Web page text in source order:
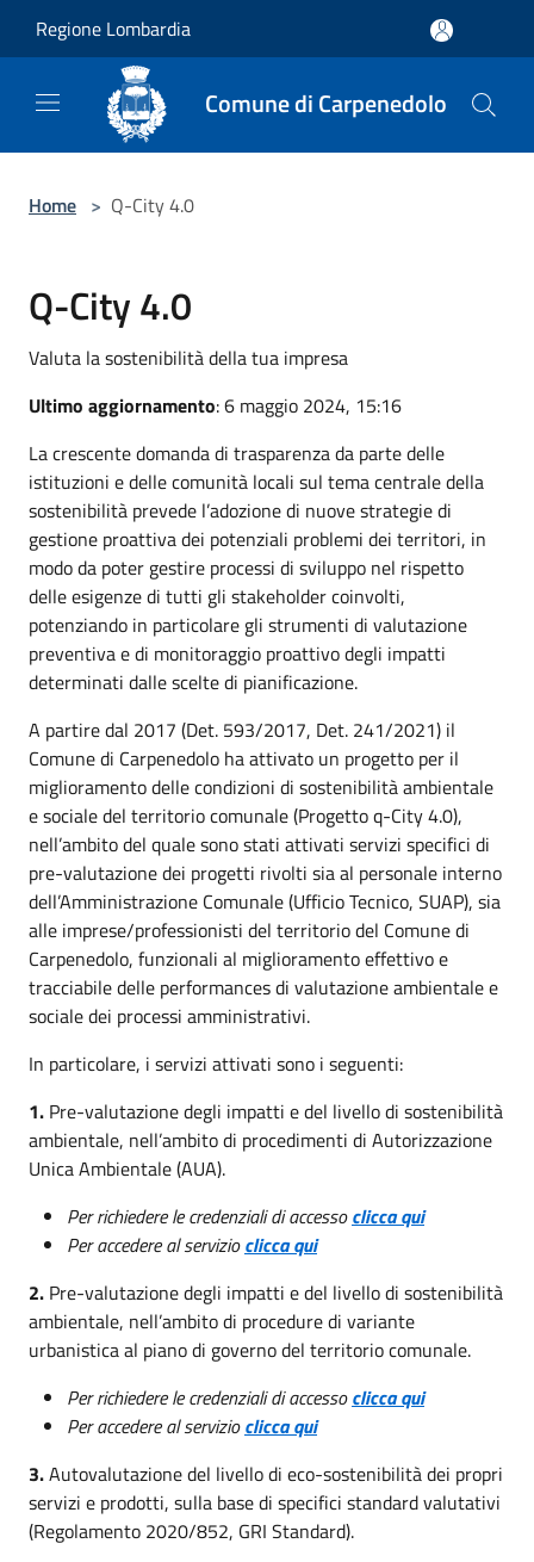
Regione Lombardia
Comune di Carpenedolo
Home > Q-City 4.0
Q-City 4.0
Valuta la sostenibilità della tua impresa
Ultimo aggiornamento: 6 maggio 2024, 15:16
La crescente domanda di trasparenza da parte delle
istituzioni e delle comunità locali sul tema centrale della
sostenibilità prevede l’adozione di nuove strategie di
gestione proattiva dei potenziali problemi dei territori, in
modo da poter gestire processi di sviluppo nel rispetto
delle esigenze di tutti gli stakeholder coinvolti,
potenziando in particolare gli strumenti di valutazione
preventiva e di monitoraggio proattivo degli impatti
determinati dalle scelte di pianificazione.
A partire dal 2017 (Det. 593/2017, Det. 241/2021) il
Comune di Carpenedolo ha attivato un progetto per il
miglioramento delle condizioni di sostenibilità ambientale
e sociale del territorio comunale (Progetto q-City 4.0),
nell’ambito del quale sono stati attivati servizi specifici di
pre-valutazione dei progetti rivolti sia al personale interno
dell’Amministrazione Comunale (Ufficio Tecnico, SUAP), sia
alle imprese/professionisti del territorio del Comune di
Carpenedolo, funzionali al miglioramento effettivo e
tracciabile delle performances di valutazione ambientale e
sociale dei processi amministrativi.
In particolare, i servizi attivati sono i seguenti:
1. Pre-valutazione degli impatti e del livello di sostenibilità
ambientale, nell’ambito di procedimenti di Autorizzazione
Unica Ambientale (AUA).
Per richiedere le credenziali di accessoclicca qui
Per accedere al servizioclicca qui
2. Pre-valutazione degli impatti e del livello di sostenibilità
ambientale, nell’ambito di procedure di variante
urbanistica al piano di governo del territorio comunale.
Per richiedere le credenziali di accessoclicca qui
Per accedere al servizioclicca qui
3.Autovalutazione del livello di eco-sostenibilità dei propri
servizi e prodotti, sulla base di specifici standard valutativi
(Regolamento 2020/852, GRI Standard).